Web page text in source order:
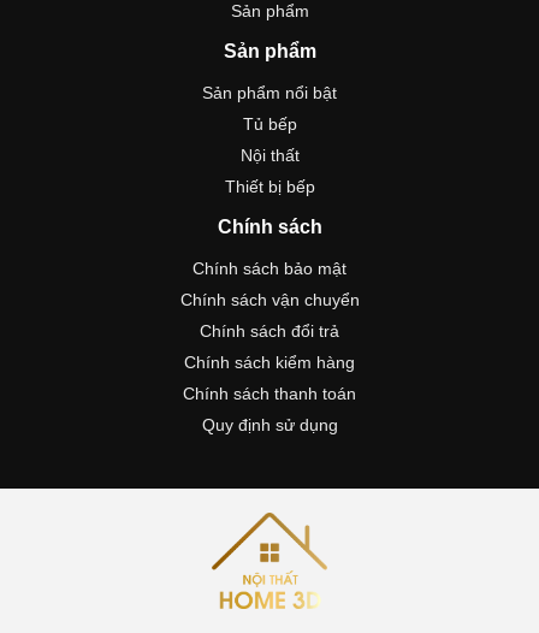
Sản phẩm
Sản phẩm
Sản phẩm nổi bật
Tủ bếp
Nội thất
Thiết bị bếp
Chính sách
Chính sách bảo mật
Chính sách vận chuyển
Chính sách đổi trả
Chính sách kiểm hàng
Chính sách thanh toán
Quy định sử dụng